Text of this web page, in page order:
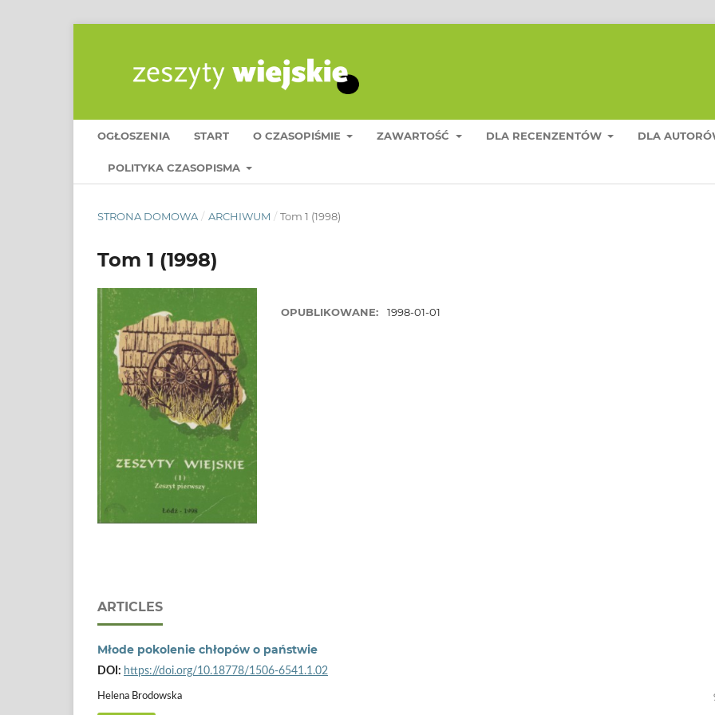
OGŁOSZENIA START O CZASOPIŚMIE ZAWARTOŚĆ DLA RECENZENTÓW DLA
POLITYKA CZASOPISMA
STRONA DOMOWA / ARCHIWUM / Tom 1 (1998)
Tom 1 (1998)
OPUBLIKOWANE: 1998-01-01
ARTICLES
Młode pokolenie chłopów o państwie
DOI: https://doi.org/10.18778/1506-6541.1.02
Helena Brodowska